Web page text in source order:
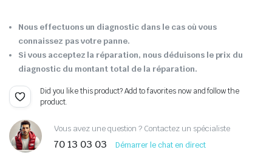
Nous effectuons un diagnostic dans le cas où vous
connaissez pas votre panne.
Si vous acceptez la réparation, nous déduisons le prix du
diagnostic du montant total de la réparation.
Did you like this product? Add to favorites now and follow the
product.
Vous avez une question ? Contactez un spécialiste
70 13 03 03 Démarrer le chat en direct